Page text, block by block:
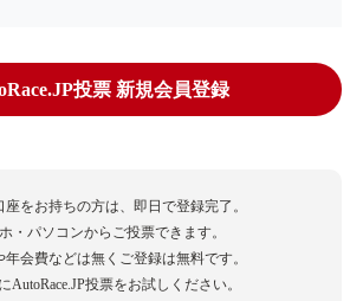
投票 新規会員登録
座をお持ちの方は、即日で登録完了。
・パソコンからご投票できます。
年会費などは無くご登録は無料です。
AutoRace.JP投票をお試しください。